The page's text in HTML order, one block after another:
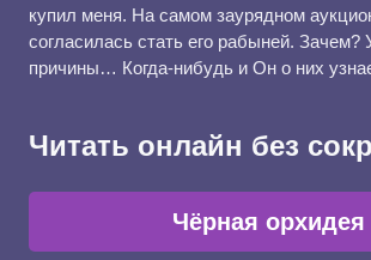
купил меня. На самом заурядном
согласилась стать его рабыней.
причины… Когда-нибудь и Он о них
Читать онлайн без
Чёрная орхидея